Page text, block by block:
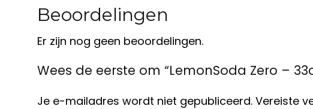
Beoordelingen
Er zijn nog geen beoordelingen.
Wees de eerste om “LemonSoda Zero –
Je e-mailadres wordt niet gepubliceerd. Vereiste